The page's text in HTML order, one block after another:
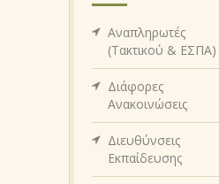
Αναπληρωτές
(Τακτικού & ΕΣΠΑ)
Διάφορες
Ανακοινώσεις
Διευθύνσεις
Εκπαίδευσης